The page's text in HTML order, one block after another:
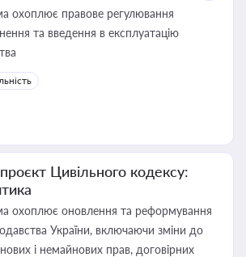
охоплює правове регулювання
та введення в експлуатацію
Цивільного кодексу:
охоплює оновлення та реформування
України, включаючи зміни до
і немайнових прав, договірних